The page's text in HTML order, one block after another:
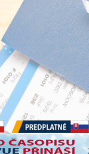
Předplatné